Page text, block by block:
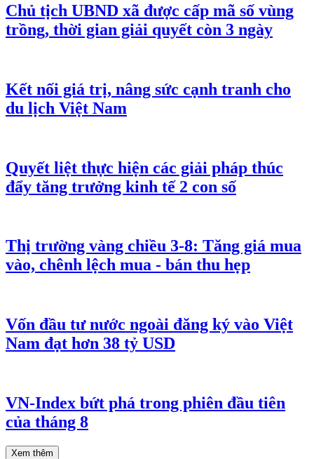
Chủ tịch UBND xã được cấp mã số vùng
trồng, thời gian giải quyết còn 3 ngày
Kết nối giá trị, nâng sức cạnh tranh cho
du lịch Việt Nam
Quyết liệt thực hiện các giải pháp thúc
đẩy tăng trưởng kinh tế 2 con số
Thị trường vàng chiều 3-8: Tăng giá mua
vào, chênh lệch mua - bán thu hẹp
Vốn đầu tư nước ngoài đăng ký vào Việt
Nam đạt hơn 38 tỷ USD
VN-Index bứt phá trong phiên đầu tiên
của tháng 8
Xem thêm